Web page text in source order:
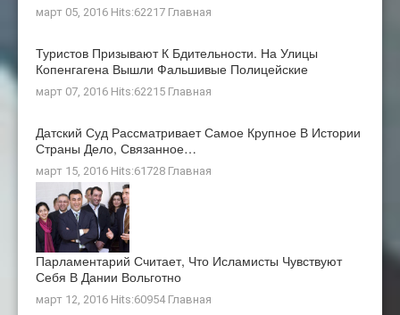
март 05, 2016 Hits:62217 Главная
Туристов Призывают К Бдительности. На Улицы
Копенгагена Вышли Фальшивые Полицейские
март 07, 2016 Hits:62215 Главная
Датский Суд Рассматривает Самое Крупное В Истории
Страны Дело, Связанное…
март 15, 2016 Hits:61728 Главная
Парламентарий Считает, Что Исламисты Чувствуют
Себя В Дании Вольготно
март 12, 2016 Hits:60954 Главная